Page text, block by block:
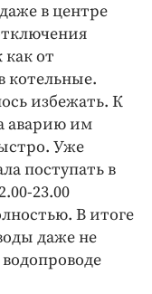
в центре
как от
котельные.
избежать. К
аварию им
Уже
поступать в
23.00
В итоге
даже не